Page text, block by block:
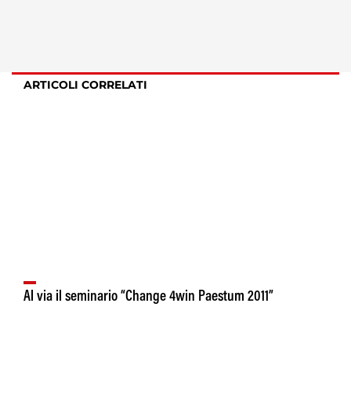
ARTICOLI CORRELATI
Al via il seminario “Change 4win Paestum 2011”